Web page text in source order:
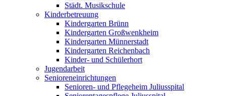
Städt. Musikschule
Kinderbetreuung
Kindergarten Brünn
Kindergarten Großwenkheim
Kindergarten Münnerstadt
Kindergarten Reichenbach
Kinder- und Schülerhort
Jugendarbeit
Senioreneinrichtungen
Senioren- und Pflegeheim Juliusspital